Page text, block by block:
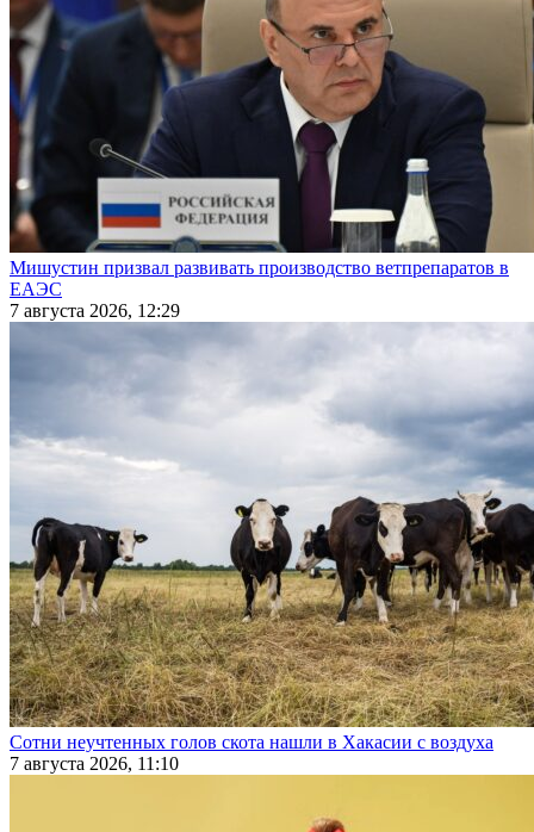
Мишустин призвал развивать производство ветпрепаратов в
ЕАЭС
7 августа 2026, 12:29
Сотни неучтенных голов скота нашли в Хакасии с воздуха
7 августа 2026, 11:10